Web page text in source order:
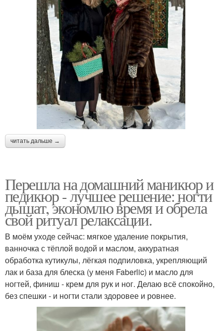
читать дальше →
Перешла на домашний маникюр и
педикюр - лучшее решение: ногти
дышат, экономлю время и обрела
свой ритуал релаксации.
В моём уходе сейчас: мягкое удаление покрытия,
ванночка с тёплой водой и маслом, аккуратная
обработка кутикулы, лёгкая подпиловка, укрепляющий
лак и база для блеска (у меня Faberlic) и масло для
ногтей, финиш - крем для рук и ног. Делаю всё спокойно,
без спешки - и ногти стали здоровее и ровнее.